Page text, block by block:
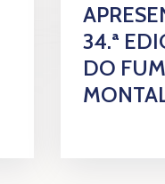
34.ª
DO